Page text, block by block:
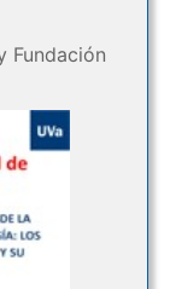
Fundación